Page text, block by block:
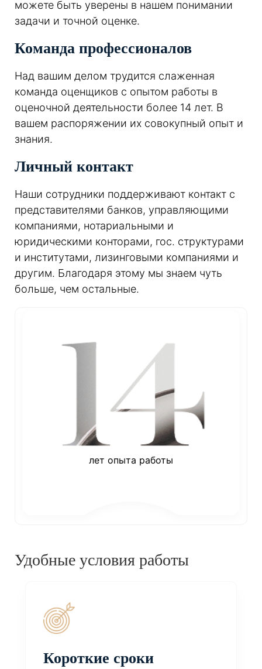
можете быть уверены в нашем понимании
задачи и точной оценке.
Команда профессионалов
Над вашим делом трудится слаженная
команда оценщиков с опытом работы в
оценочной деятельности более 14 лет. В
вашем распоряжении их совокупный опыт и
знания.
Личный контакт
Наши сотрудники поддерживают контакт с
представителями банков, управляющими
компаниями, нотариальными и
юридическими конторами, гос. структурами
и институтами, лизинговыми компаниями и
другим. Благодаря этому мы знаем чуть
больше, чем остальные.
лет опыта работы
Удобные условия работы
Короткие сроки